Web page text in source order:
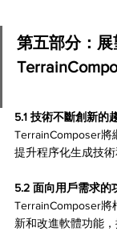
第五部分：展
5.1 技術不斷創新的
TerrainComposer將
提升程序化生成技術
5.2 面向用戶需求的
TerrainComposer將
新和改進軟體功能，